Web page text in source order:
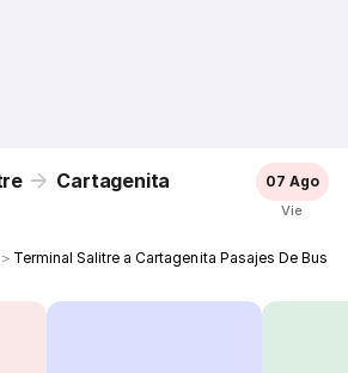
Cartagenita 07 Ago
Vie
＞ Terminal Salitre a Cartagenita Pasajes De Bus